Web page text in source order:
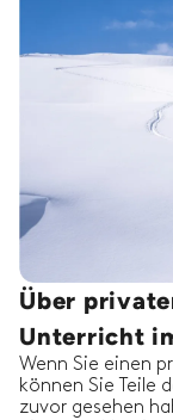
Über
Unterricht
Wenn Sie einen
können Sie Teile
zuvor gesehen